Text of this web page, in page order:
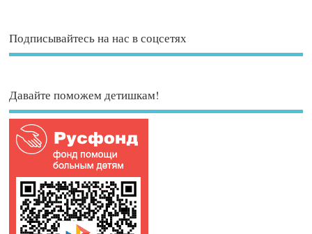
Подписывайтесь на нас в соцсетях
Давайте поможем детишкам!